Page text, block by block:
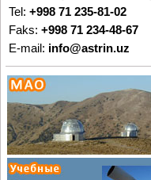
Tel: +998 71 235-81-02
Faks: +998 71 234-48-67
E-mail: info@astrin.uz